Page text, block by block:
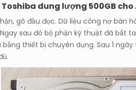
dung lượng 500GB cho
gõ đầu đọc. Dữ liệu công nợ bán
sau đó bộ phận kỹ thuật đã bắt
thiết bị chuyên dụng. Sau 1